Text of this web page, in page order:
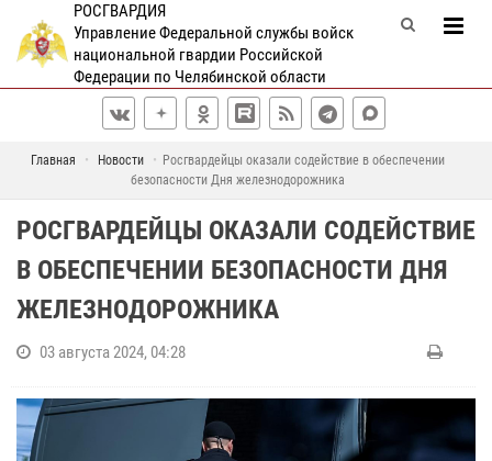
РОСГВАРДИЯ
Управление Федеральной службы войск
национальной гвардии Российской
Федерации по Челябинской области
Главная Новости
Росгвардейцы оказали содействие в обеспечении
безопасности Дня железнодорожника
РОСГВАРДЕЙЦЫ ОКАЗАЛИ СОДЕЙСТВИЕ
В ОБЕСПЕЧЕНИИ БЕЗОПАСНОСТИ ДНЯ
ЖЕЛЕЗНОДОРОЖНИКА
03 августа 2024, 04:28